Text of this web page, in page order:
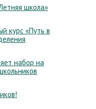
школа»
курс «Путь в
набор на